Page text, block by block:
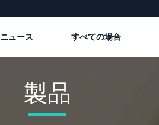
ニュース すべての場合
製品